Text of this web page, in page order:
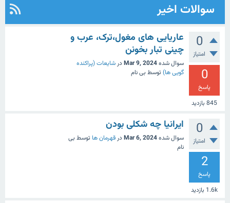
سوالات اخیر
0
امتیاز
0
پاسخ
845 بازدید
عاریایی های مغول،ترک، عرب و
چینی تبار بخونن
سوال شدهMar 9, 2024 در شایعات (پراکنده
گویی ها) توسط بی نام
0
امتیاز
2
پاسخ
1.6k بازدید
ایرانیا چه شکلی بودن
سوال شدهMar 6, 2024 در قهرمان ها توسط بی
نام